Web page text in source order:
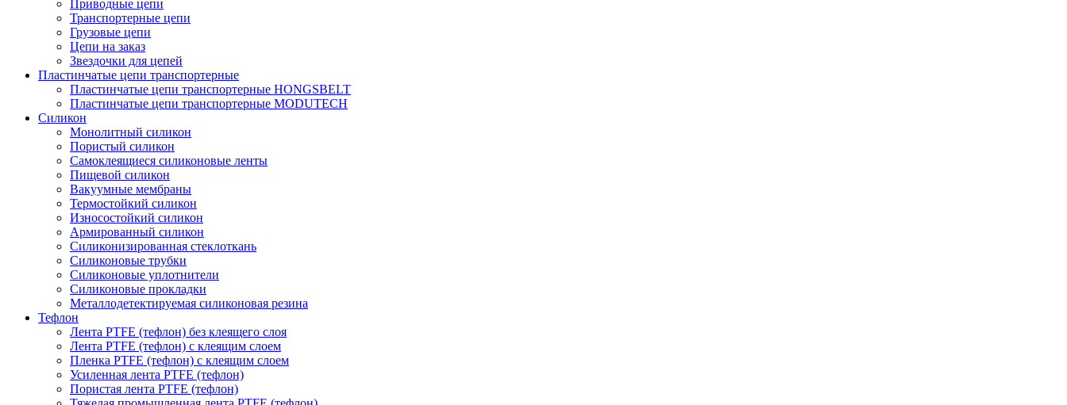
Приводные цепи
Транспортерные цепи
Грузовые цепи
Цепи на заказ
Звездочки для цепей
Пластинчатые цепи транспортерные
Пластинчатые цепи транспортерные HONGSBELT
Пластинчатые цепи транспортерные MODUTECH
Силикон
Монолитный силикон
Пористый силикон
Самоклеящиеся силиконовые ленты
Пищевой силикон
Вакуумные мембраны
Термостойкий силикон
Износостойкий силикон
Армированный силикон
Силиконизированная стеклоткань
Силиконовые трубки
Силиконовые уплотнители
Силиконовые прокладки
Металлодетектируемая силиконовая резина
Тефлон
Лента PTFE (тефлон) без клеящего слоя
Лента PTFE (тефлон) с клеящим слоем
Пленка PTFE (тефлон) с клеящим слоем
Усиленная лента PTFE (тефлон)
Пористая лента PTFE (тефлон)